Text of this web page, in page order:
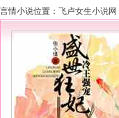
言情小说位置： 飞卢女生小说网